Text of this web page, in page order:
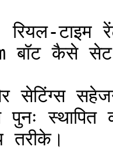
टाइम
बॉट कैसे
सेटिंग्स
पुनः
तरीके।